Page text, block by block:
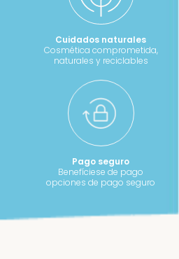
Cuidados naturales
Cosmética comprometida,
naturales y reciclables
Pago seguro
Benefíciese de pago
opciones de pago seguro